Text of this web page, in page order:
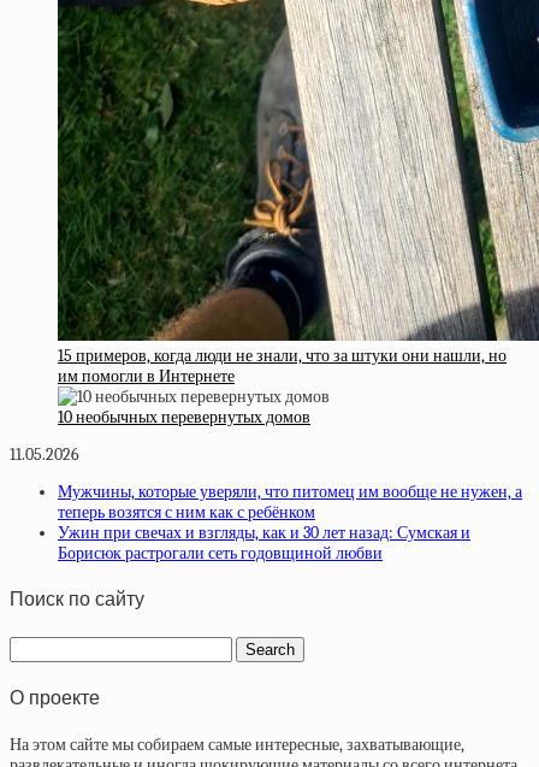
15 примеров, когда люди не знали, что за штуки они нашли, но
им помогли в Интернете
10 необычных перевернутых домов
11.05.2026
Мужчины, которые уверяли, что питомец им вообще не нужен, а
теперь возятся с ним как с ребёнком
Ужин при свечах и взгляды, как и 30 лет назад: Сумская и
Борисюк растрогали сеть годовщиной любви
Поиск по сайту
О проекте
На этом сайте мы собираем самые интересные, захватывающие,